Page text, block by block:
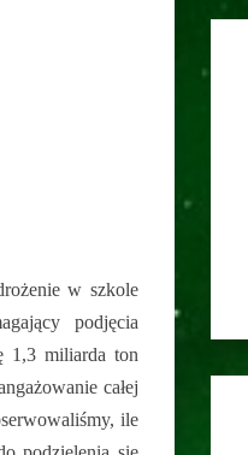
w szkole
podjęcia
1,3 miliarda ton
całej
ile